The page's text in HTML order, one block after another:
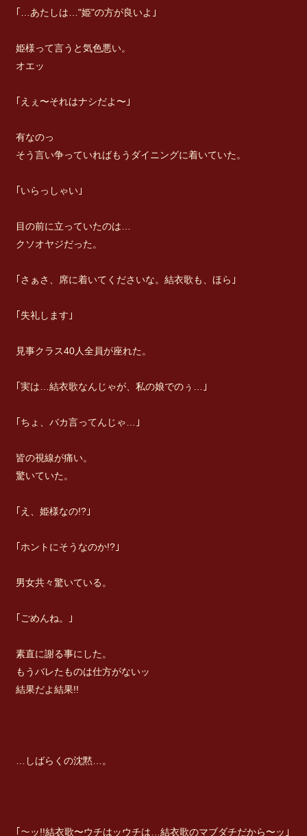
｢…あたしは…"姫"の方が良いよ｣
姫様って言うと気色悪い。
オエッ
｢えぇ〜それはナシだよ〜｣
有なのっ
そう言い争っていればもうダイニングに着いていた。
｢いらっしゃい｣
目の前に立っていたのは…
クソオヤジだった。
｢さぁさ、席に着いてくださいな。結衣歌も、ほら｣
｢失礼します｣
見事クラス40人全員が座れた。
｢実は…結衣歌なんじゃが、私の娘でのぅ…｣
｢ちょ、バカ言ってんじゃ…｣
皆の視線が痛い。
驚いていた。
｢え、姫様なの!?｣
｢ホントにそうなのか!?｣
男女共々驚いている。
｢ごめんね。｣
素直に謝る事にした。
もうバレたものは仕方がないッ
結果だよ結果!!
…しばらくの沈黙…。
｢〜ッ!!結衣歌〜ウチはッウチは…結衣歌のマブダチだから〜ッ｣